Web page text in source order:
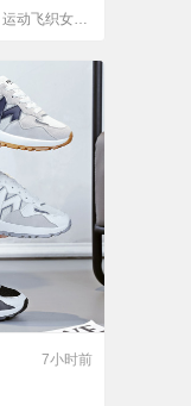
明创鞋业 YD02【特价】运动飞织女鞋四季款
收藏
7小时前